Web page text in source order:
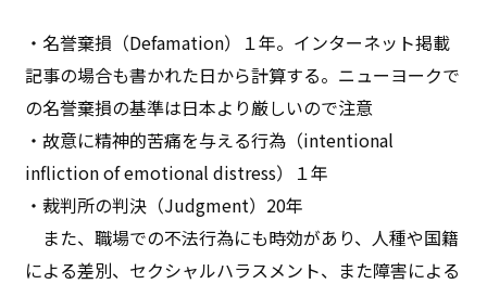
・名誉棄損（Defamation）１年。インターネット掲載
記事の場合も書かれた日から計算する。ニューヨークで
の名誉棄損の基準は日本より厳しいので注意
・故意に精神的苦痛を与える行為（intentional
infliction of emotional distress）１年
・裁判所の判決（Judgment）20年
また、職場での不法行為にも時効があり、人種や国籍
による差別、セクシャルハラスメント、また障害による